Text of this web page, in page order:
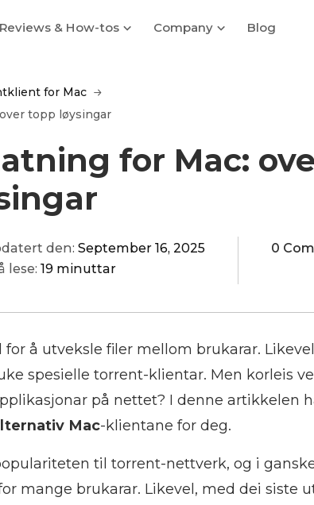
Reviews & How-tos Company Blog
for Mac
topp løysingar
for Mac:
den: September 16, 2025
lese: 19 minuttar
0
å utveksle filer mellom brukarar.
spesielle torrent-klientar. Men korleis
på nettet? I denne artikkelen
Mac-klientane for deg.
til torrent-nettverk, og i
mange brukarar. Likevel, med dei siste